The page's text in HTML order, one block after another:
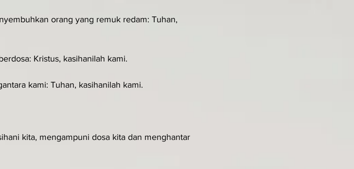
orang yang remuk redam: Tuhan,
Kristus, kasihanilah kami.
kami: Tuhan, kasihanilah kami.
kita, mengampuni dosa kita dan menghantar